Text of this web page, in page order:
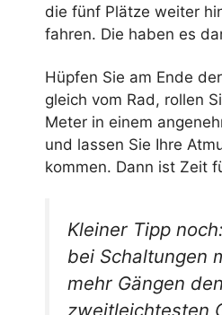
die fünf Plätze weiter
fahren. Die haben es
Hüpfen Sie am Ende
gleich vom Rad, rollen
Meter in einem
und lassen Sie Ihre
kommen. Dann ist Zeit
Kleiner Tipp
bei Schaltungen
mehr Gängen den
zweitleichtesten